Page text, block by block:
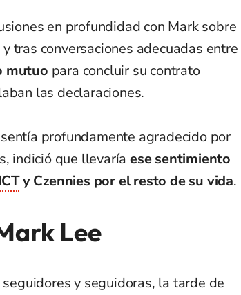
en profundidad con Mark sobre
tras conversaciones adecuadas entre
mutuo para concluir su contrato
las declaraciones.
profundamente agradecido por
indició que llevaría ese sentimiento
y Czennies por el resto de su vida.
Lee
y seguidoras, la tarde de